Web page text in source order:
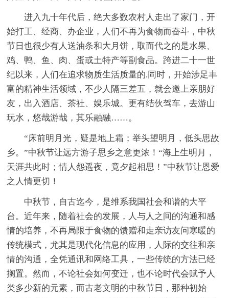
进入九十年代后，绝大多数农村人走出了家门，开
始打工、经商、办企业，人们不再为食物而奋斗，中秋
节日也很少有人送油条和大月饼，取而代之的是水果、
鸡、鸭、鱼、肉、蛋或土特产等副食品。跨进二十一世
纪以来，人们在追求物质生活质量的.同时，开始涉足丰
富的精神生活领域，不少人隔三差五，就会邀上亲朋好
友，出入酒店、茶社、娱乐城。更有结伙驾车，去游山
玩水，悠哉游哉，其乐融融……。
“床前明月光，疑是地上霜；举头望明月，低头思故
乡。”中秋节让远方游子思乡之意更浓！“海上生明月，
天涯共此时；情人怨遥夜，竟夕起相思！”中秋节让恩爱
之人情更切！
中秋节，自古迄今，是维系我国社会和谐的大平
台。近年来，随着社会的发展，人与人之间的沟通和感
情的培养，不再局限于食物的馈赠和走亲访友问寒暖的
传统模式，尤其是现代化信息的应用，人际的交往和亲
情的沟通，全凭通讯和网络工具，一些传统的方法已经
搁置。然而，不论社会如何变迁，也不论时代会赋予人
类多少新的元素，而古老文明的中秋节日，那种初始